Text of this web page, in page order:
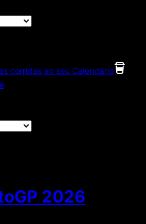
corridas ao seu Calendário
2026